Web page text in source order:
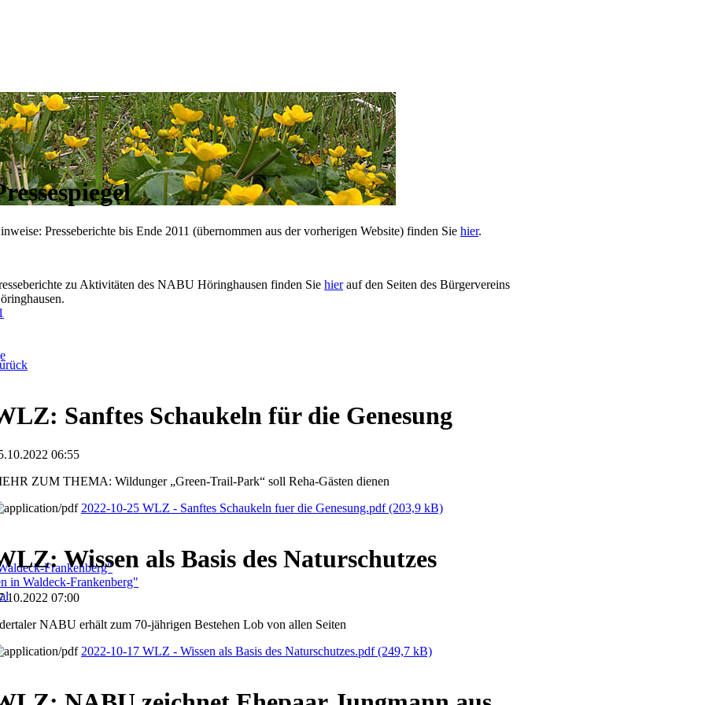
Frankenberg"
in Waldeck-Frankenberg"
Presseberichte bis Ende 2011 (übernommen aus der vorherigen Website) finden Sie hier.
zu Aktivitäten des NABU Höringhausen finden Sie hierauf den Seiten des Bürgervereins
Sanftes Schaukeln für die Genesung
06:55
ZUM THEMA: Wildunger „Green-Trail-Park“ soll Reha-Gästen dienen
2022-10-25 WLZ - Sanftes Schaukeln fuer die Genesung.pdf(203,9 kB)
Wissen als Basis des Naturschutzes
07:00
NABU erhält zum 70-jährigen Bestehen Lob von allen Seiten
2022-10-17 WLZ - Wissen als Basis des Naturschutzes.pdf(249,7 kB)